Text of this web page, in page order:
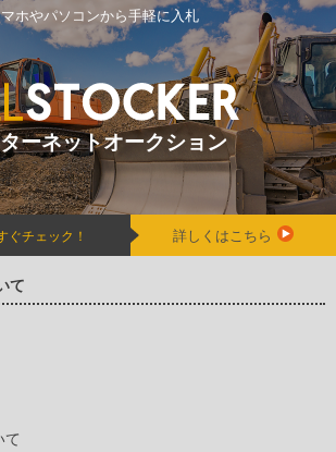
ホやパソコンから手軽に入札
ーネットオークション
ぐチェック！ 詳しくはこちら
て
て